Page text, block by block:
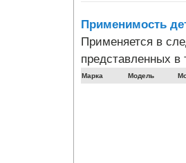
Применимость
Применяется в
представленных в
Марка Модель